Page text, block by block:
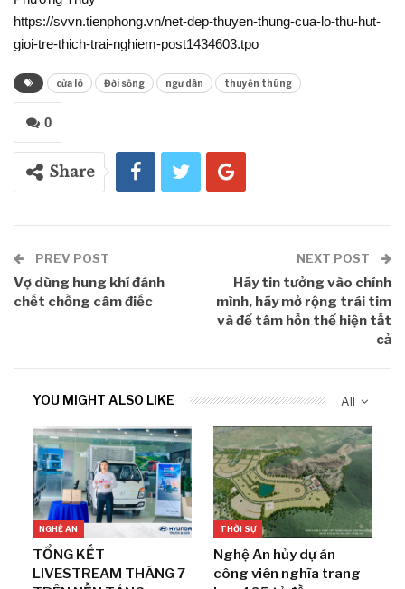
https://svvn.tienphong.vn/net-dep-thuyen-thung-cua-lo-thu-hut-
gioi-tre-thich-trai-nghiem-post1434603.tpo
cửa lò Đời sống ngư dân thuyền thúng
0
Share
PREV POST
Vợ dùng hung khí đánh
chết chồng câm điếc
NEXT POST
Hãy tin tưởng vào chính
mình, hãy mở rộng trái tim
và để tâm hồn thể hiện tất
cả
All
YOU MIGHT ALSO LIKE
NGHỆ AN
TỔNG KẾT
LIVESTREAM THÁNG 7
THỜI SỰ
Nghệ An hủy dự án
công viên nghĩa trang